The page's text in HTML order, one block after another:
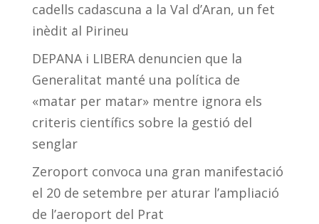
cadells cadascuna a la Val d’Aran, un fet
inèdit al Pirineu
DEPANA i LIBERA denuncien que la
Generalitat manté una política de
«matar per matar» mentre ignora els
criteris científics sobre la gestió del
senglar
Zeroport convoca una gran manifestació
el 20 de setembre per aturar l’ampliació
de l’aeroport del Prat